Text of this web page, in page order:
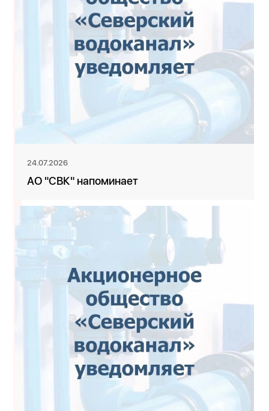
24.07.2026
АО "СВК" напоминает